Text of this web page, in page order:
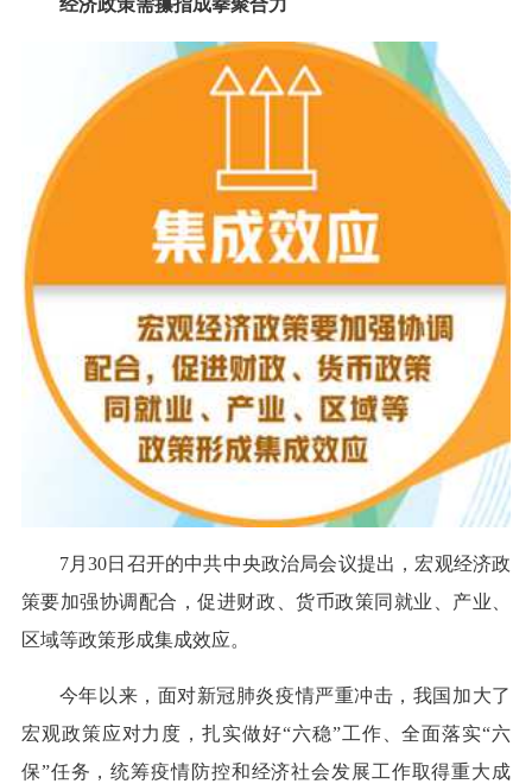
经济政策需攥指成拳聚合力
7月30日召开的中共中央政治局会议提出，宏观经济政
策要加强协调配合，促进财政、货币政策同就业、产业、
区域等政策形成集成效应。
今年以来，面对新冠肺炎疫情严重冲击，我国加大了
宏观政策应对力度，扎实做好“六稳”工作、全面落实“六
保”任务，统筹疫情防控和经济社会发展工作取得重大成